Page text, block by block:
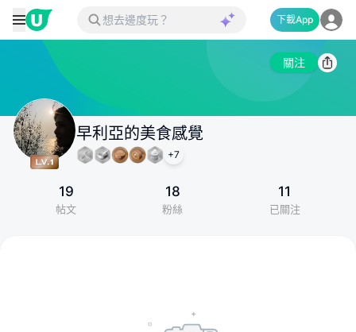
下載App
關注
早利亞的美食感覺
+7
19
帖文
18
粉絲
11
已關注